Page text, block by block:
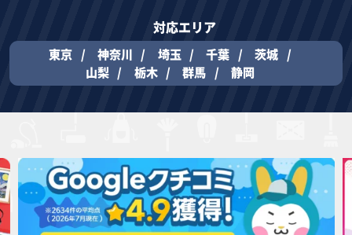
対応エリア
東京 神奈川 埼玉 千葉
茨城
山梨
栃木 群馬 静岡